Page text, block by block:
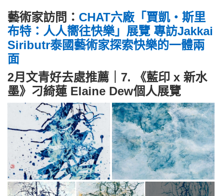
藝術家訪問： CHAT六廠「賈凱・斯里
布特：人人嚮往快樂」展覽 專訪Jakkai
Siributr泰國藝術家探索快樂的一體兩
面
2月文青好去處推薦｜7. 《藍印 x 新水
墨》刁綺蓮 Elaine Dew個人展覽